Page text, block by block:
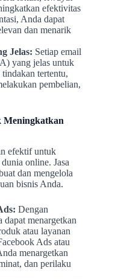
efektivitas
Anda dapat
dan menarik
Jelas: Setiap email
yang jelas untuk
tertentu,
pembelian,
Meningkatkan
efektif untuk
online. Jasa
dan mengelola
bisnis Anda.
Dengan
menargetkan
atau layanan
Ads atau
menargetkan
dan perilaku